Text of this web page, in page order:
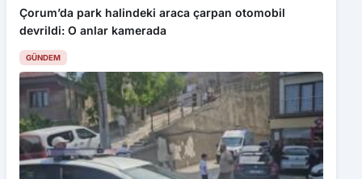
Çorum’da park halindeki araca çarpan otomobil
devrildi: O anlar kamerada
GÜNDEM